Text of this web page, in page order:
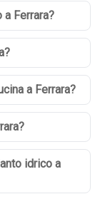
Ferrara?
a Ferrara?
idrico a